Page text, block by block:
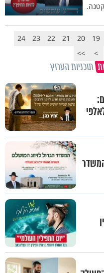
קטנה.
19
20
21
22
23
24
>
>>
תוכניות הערוץ